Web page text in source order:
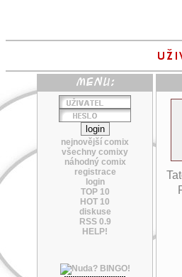
nejnovější comix
všechny comixy
náhodný comix
registrace
login
TOP 10
HOT 10
diskuse
RSS 0.9
HELP!